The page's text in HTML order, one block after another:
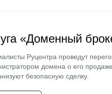
«Доменный
Руцентра проведут
домена о его
безопасную сделку.